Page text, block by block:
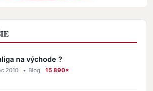
Extraliga na východe ?
2010 • Blog 15 890×